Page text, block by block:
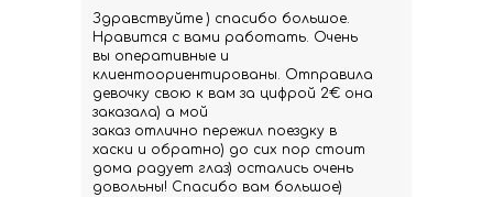
Здравствуйте ) спасибо большое.
Нравится с вами работать. Очень
вы оперативные и
клиентоориентированы. Отправила
девочку свою к вам за цифрой 2€ она
заказала) а мой
заказ отлично пережил поездку в
хаски и обратно) до сих пор стоит
дома радует глаз) остались очень
довольны! Спасибо вам большое)